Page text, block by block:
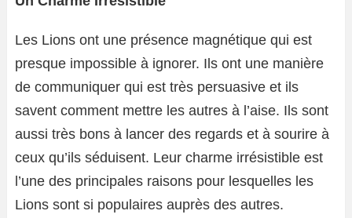
Les Lions ont une présence magnétique qui est
presque impossible à ignorer. Ils ont une manière
de communiquer qui est très persuasive et ils
savent comment mettre les autres à l’aise. Ils sont
aussi très bons à lancer des regards et à sourire à
ceux qu’ils séduisent. Leur charme irrésistible est
l’une des principales raisons pour lesquelles les
Lions sont si populaires auprès des autres.